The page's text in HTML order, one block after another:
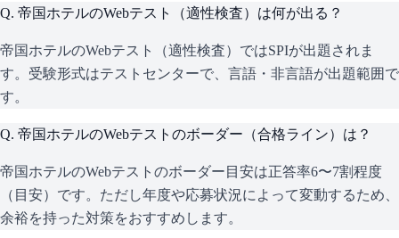
Q. 帝国ホテルのWebテスト（適性検査）は何が出る？
帝国ホテルのWebテスト（適性検査）ではSPIが出題されま
す。受験形式はテストセンターで、言語・非言語が出題範囲で
す。
Q. 帝国ホテルのWebテストのボーダー（合格ライン）は？
帝国ホテルのWebテストのボーダー目安は正答率6〜7割程度
（目安）です。ただし年度や応募状況によって変動するため、
余裕を持った対策をおすすめします。